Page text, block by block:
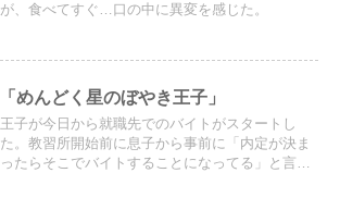
が、食べてすぐ…口の中に異変を感じた。
「めんどく星のぼやき王子」
王子が今日から就職先でのバイトがスタートし
た。教習所開始前に息子から事前に「内定が決ま
ったらそこでバイトすることになってる」と言わ